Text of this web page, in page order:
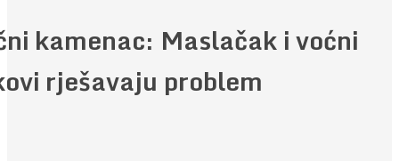
kamenac: Maslačak i voćni
rješavaju problem